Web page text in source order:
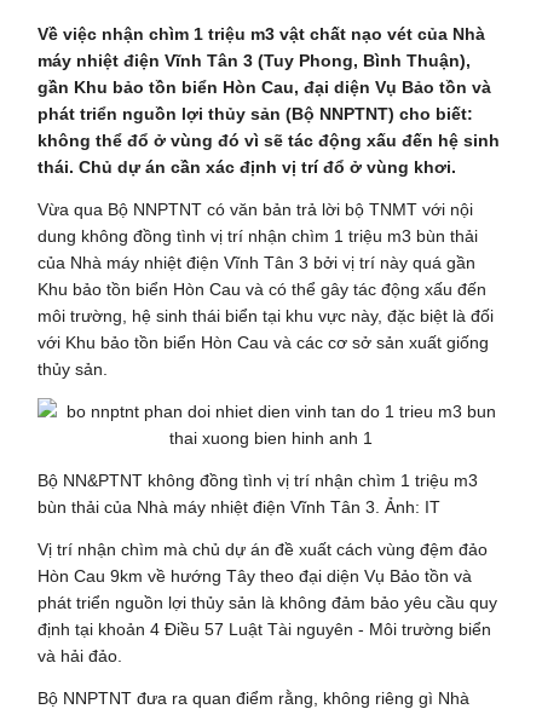
Về việc nhận chìm 1 triệu m3 vật chất nạo vét của Nhà
máy nhiệt điện Vĩnh Tân 3 (Tuy Phong, Bình Thuận),
gần Khu bảo tồn biển Hòn Cau, đại diện Vụ Bảo tồn và
phát triển nguồn lợi thủy sản (Bộ NNPTNT) cho biết:
không thể đổ ở vùng đó vì sẽ tác động xấu đến hệ sinh
thái. Chủ dự án cần xác định vị trí đổ ở vùng khơi.
Vừa qua Bộ NNPTNT có văn bản trả lời bộ TNMT với nội
dung không đồng tình vị trí nhận chìm 1 triệu m3 bùn thải
của Nhà máy nhiệt điện Vĩnh Tân 3 bởi vị trí này quá gần
Khu bảo tồn biển Hòn Cau và có thể gây tác động xấu đến
môi trường, hệ sinh thái biển tại khu vực này, đặc biệt là đối
với Khu bảo tồn biển Hòn Cau và các cơ sở sản xuất giống
thủy sản.
Bộ NN&PTNT không đồng tình vị trí nhận chìm 1 triệu m3
bùn thải của Nhà máy nhiệt điện Vĩnh Tân 3. Ảnh: IT
Vị trí nhận chìm mà chủ dự án đề xuất cách vùng đệm đảo
Hòn Cau 9km về hướng Tây theo đại diện Vụ Bảo tồn và
phát triển nguồn lợi thủy sản là không đảm bảo yêu cầu quy
định tại khoản 4 Điều 57 Luật Tài nguyên - Môi trường biển
và hải đảo.
Bộ NNPTNT đưa ra quan điểm rằng, không riêng gì Nhà